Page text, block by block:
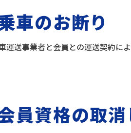
車のお断り
運送事業者と会員との運送契約に
員資格の取消